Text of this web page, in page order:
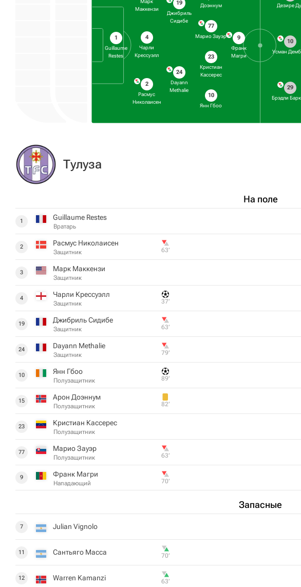
1
Guillaume
Restes
Марк
Маккензи
4
Чарли
Крессуэлл
2
Расмус
Николаисен
19
Джибриль
Сидибе
24
Dayann
Methalie
Доэннум
77
Марио Зауэр
23
Кристиан
Кассерес
10
Янн Гбоо
9
Франк
Магри
Дезире
10
Усман
29
Брэдли
Тулуза
На поле
1 Guillaume Restes
Вратарь
2 Расмус Николаисен
Защитник 63‎’‎
3 Марк Маккензи
Защитник
4 Чарли Крессуэлл
Защитник 37‎’‎
19 Джибриль Сидибе
Защитник 63‎’‎
24 Dayann Methalie
Защитник 79‎’‎
10 Янн Гбоо
Полузащитник 89‎’‎
15 Арон Доэннум
Полузащитник 82‎’‎
23 Кристиан Кассерес
Полузащитник
77 Марио Зауэр
Полузащитник 63‎’‎
9 Франк Магри
Нападающий 70‎’‎
Запасные
7 Julian Vignolo
11 Сантьяго Масса 70‎’‎
12 Warren Kamanzi 63‎’‎